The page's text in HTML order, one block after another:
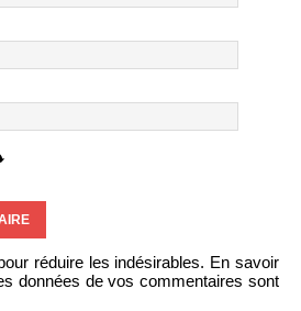
réduire les indésirables. En savoir
données de vos commentaires sont